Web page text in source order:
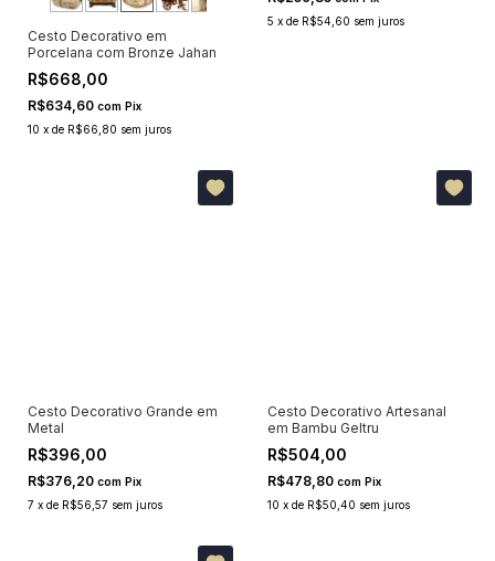
Cesto Decorativo em
Porcelana com Bronze Jahan
R$668,00
R$634,60 com Pix
10 x de R$66,80 sem juros
5 x de R$54,60 sem juros
Cesto Decorativo Grande em
Metal
R$396,00
R$376,20 com Pix
7 x de R$56,57 sem juros
Cesto Decorativo Artesanal
em Bambu Geltru
R$504,00
R$478,80 com Pix
10 x de R$50,40 sem juros